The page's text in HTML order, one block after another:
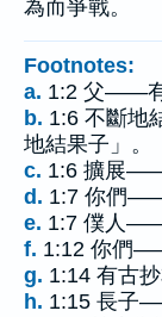
為而爭戰。
Footnotes:
a. 1:2 父——有
b. 1:6 不斷地
地結果子」。
c. 1:6 擴展——
d. 1:7 你們——
e. 1:7 僕人——
f. 1:12 你們
g. 1:14 有古
h. 1:15 長子